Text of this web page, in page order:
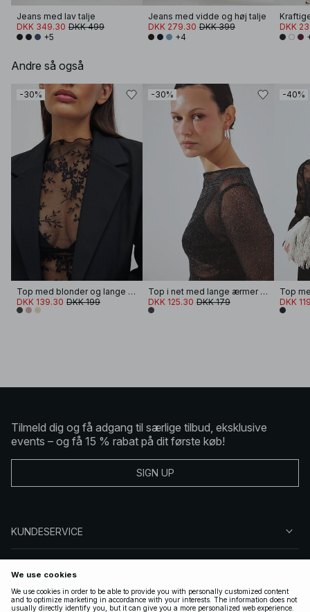
Jeans med lav talje
DKK 349.30 DKK 499
+5
Jeans med vidde og høj talje
DKK 279.30 DKK 399
+4
DKK
Andre så også
-30%
Top med blonder og lange ærmer
DKK 139.30 DKK 199
-30%
Top i net med lange ærmer og glitter
DKK 125.30 DKK 179
-40%
DKK
Tilmeld dig og få adgang til særlige tilbud, eksklusive
events – og få 15 % rabat på dit første køb!
SIGN UP
KUNDESERVICE
FØLG OS